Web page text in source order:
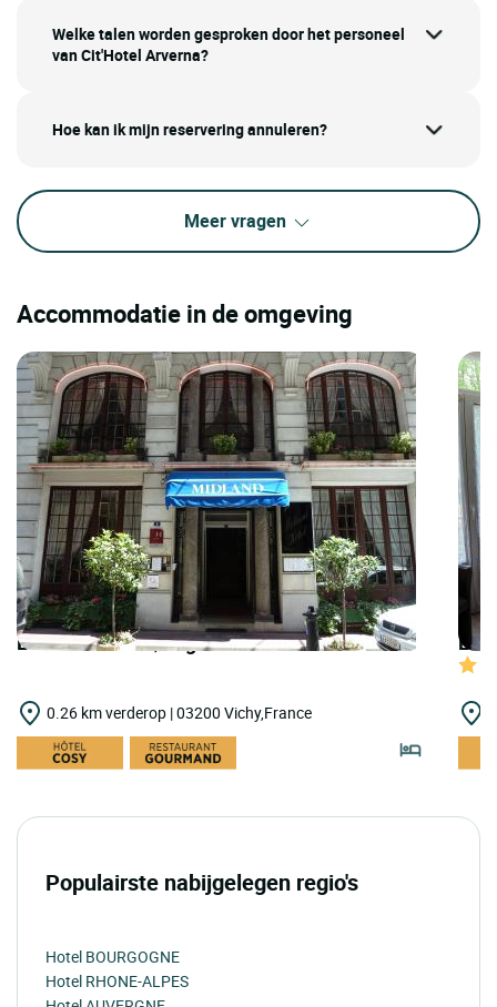
Welke talen worden gesproken door het personeel
van Cit'Hotel Arverna?
Hoe kan ik mijn reservering annuleren?
Meer vragen
Accommodatie in de omgeving
LOGIS HOTELS | Logis Hôtel Midland
0.26 km verderop | 03200 Vichy,France
Populairste nabijgelegen regio's
Hotel BOURGOGNE
Hotel RHONE-ALPES